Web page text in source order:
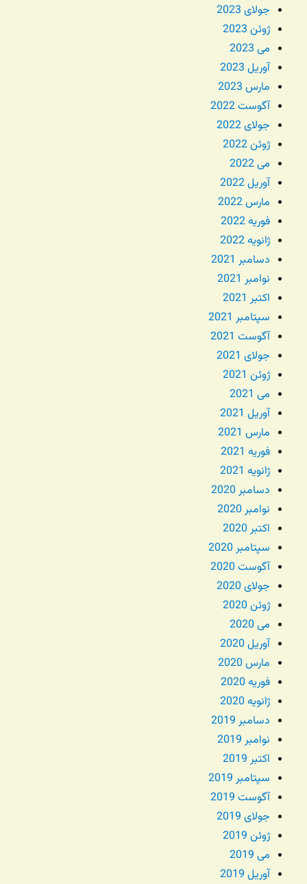
جولای 2023
ژوئن 2023
می 2023
آوریل 2023
مارس 2023
آگوست 2022
جولای 2022
ژوئن 2022
می 2022
آوریل 2022
مارس 2022
فوریه 2022
ژانویه 2022
دسامبر 2021
نوامبر 2021
اکتبر 2021
سپتامبر 2021
آگوست 2021
جولای 2021
ژوئن 2021
می 2021
آوریل 2021
مارس 2021
فوریه 2021
ژانویه 2021
دسامبر 2020
نوامبر 2020
اکتبر 2020
سپتامبر 2020
آگوست 2020
جولای 2020
ژوئن 2020
می 2020
آوریل 2020
مارس 2020
فوریه 2020
ژانویه 2020
دسامبر 2019
نوامبر 2019
اکتبر 2019
سپتامبر 2019
آگوست 2019
جولای 2019
ژوئن 2019
می 2019
آوریل 2019